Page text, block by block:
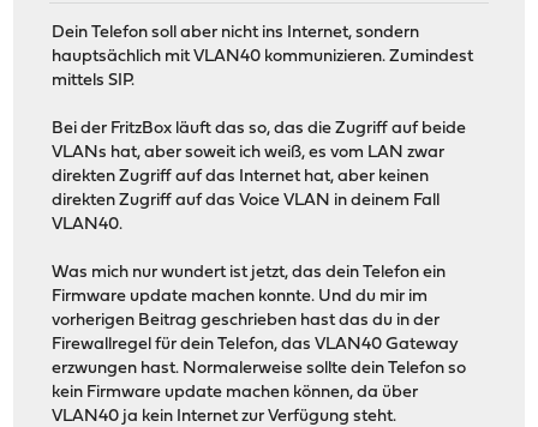
Dein Telefon soll aber nicht ins Internet, sondern
hauptsächlich mit VLAN40 kommunizieren. Zumindest
mittels SIP.
Bei der FritzBox läuft das so, das die Zugriff auf beide
VLANs hat, aber soweit ich weiß, es vom LAN zwar
direkten Zugriff auf das Internet hat, aber keinen
direkten Zugriff auf das Voice VLAN in deinem Fall
VLAN40.
Was mich nur wundert ist jetzt, das dein Telefon ein
Firmware update machen konnte. Und du mir im
vorherigen Beitrag geschrieben hast das du in der
Firewallregel für dein Telefon, das VLAN40 Gateway
erzwungen hast. Normalerweise sollte dein Telefon so
kein Firmware update machen können, da über
VLAN40 ja kein Internet zur Verfügung steht.